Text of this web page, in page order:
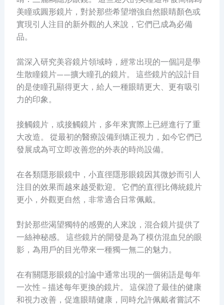
美瞳或圓形鏡片，對於那些希望增強自然眼睛顏色或
實現引人注目的新外觀的人來說，它們已成為必備
品。
當深入研究美容鏡片領域時，經常出現的一個詞是學
生散瞳鏡片——擴大瞳孔的鏡片。 這些鏡片的設計目
的是使瞳孔顯得更大，給人一種眼睛更大、更有吸引
力的印象。
接觸鏡片，或接觸鏡片，多年來實際上已經進行了重
大改造。 從最初的醫療設備到矯正視力，如今它們已
發展成為可立即改善您的外表的時尚設備。
在各類隱形眼鏡中，小直徑隱形眼鏡因其微妙而引人
注目的效果而越來越受歡迎。 它們的直徑比傳統鏡片
更小，外觀更自然，非常適合日常佩戴。
對於那些渴望獨特的感覺的人來說，混合鏡片提供了
一絲神秘感。 這些鏡片的開發是為了模仿混血兒的眼
影，為用戶的目光帶來一種獨一無二的魅力。
在有關隱形眼鏡的討論中通常出現的一個術語是每年
一次性 – 描述每年更換的鏡片。 這保證了最佳的健康
和視力改善，促進眼睛健康，同時允許佩戴者嘗試不